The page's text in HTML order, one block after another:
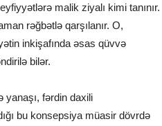
malik ziyalı kimi tanınır.
rəğbətlə qarşılanır. O,
inkişafında əsas qüvvə
bilər.
yanaşı, fərdin daxili
bu konsepsiya müasir dövrdə